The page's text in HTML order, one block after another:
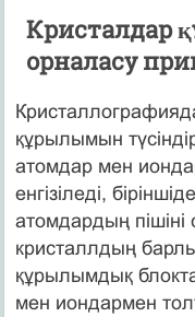
Кристалдар
орналасу
құрылымын
атомдар мен
енгізіледі,
атомдардың
кристаллдың
құрылымдық
мен иондармен